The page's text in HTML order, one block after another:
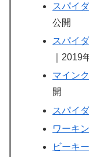
スパイ
公開
スパイ
｜2019
マイン
開
スパイ
ワーキ
ビーキ